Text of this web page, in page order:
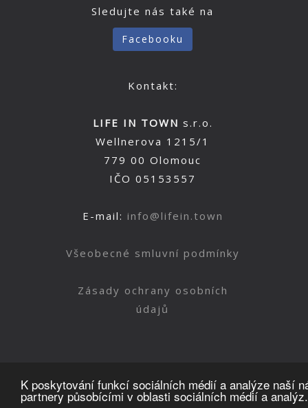
K poskytování funkcí sociálních médií a analýze naší
partnery působícími v oblasti sociálních médií a analýz.
Sledujte nás také na
Facebooku
Kontakt:
LIFE IN TOWN s.r.o.
Wellnerova 1215/1
779 00 Olomouc
IČO 05153557
E-mail: info@lifein.town
Všeobecné smluvní podmínky
Zásady ochrany osobních
údajů